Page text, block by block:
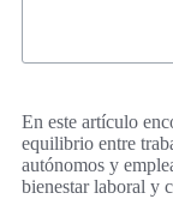
En este artículo
equilibrio entre
autónomos y
bienestar laboral y